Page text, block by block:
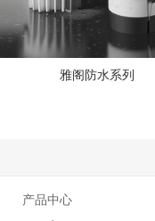
雅阁防水系列
产品中心